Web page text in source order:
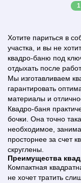
1
Хотите париться в
участка, и вы не
квадро-баню под
отдыхать после
Мы изготавливаем
гарантировать
материалы и
Квадро-баня
бочки. Она точно
необходимое,
просторнее за счет
скруглены.
Преимущества
Компактная
не хочет тратить